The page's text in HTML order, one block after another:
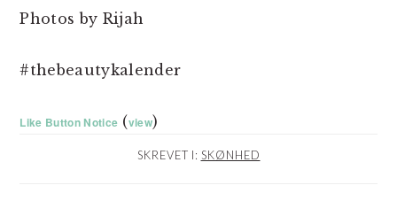
Photos by Rijah
#thebeautykalender
Like Button Notice (view)
SKREVET I: SKØNHED